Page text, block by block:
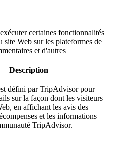
certaines fonctionnalités
site Web sur les plateformes de
et d'autres
Description
défini par TripAdvisor pour
sur la façon dont les visiteurs
en affichant les avis des
et les informations
TripAdvisor.